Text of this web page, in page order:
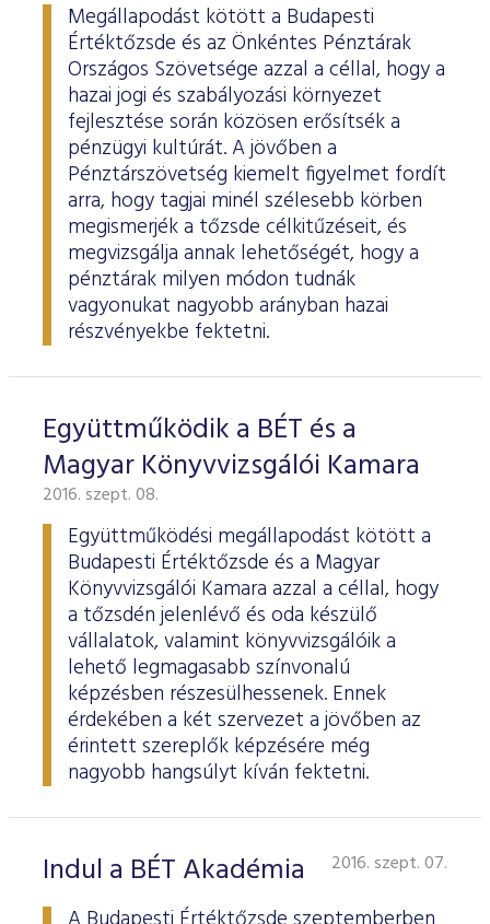
Megállapodást kötött a Budapesti
Értéktőzsde és az Önkéntes Pénztárak
Országos Szövetsége azzal a céllal, hogy a
hazai jogi és szabályozási környezet
fejlesztése során közösen erősítsék a
pénzügyi kultúrát. A jövőben a
Pénztárszövetség kiemelt figyelmet fordít
arra, hogy tagjai minél szélesebb körben
megismerjék a tőzsde célkitűzéseit, és
megvizsgálja annak lehetőségét, hogy a
pénztárak milyen módon tudnák
vagyonukat nagyobb arányban hazai
részvényekbe fektetni.
Együttműködik a BÉT és a
Magyar Könyvvizsgálói Kamara
2016. szept. 08.
Együttműködési megállapodást kötött a
Budapesti Értéktőzsde és a Magyar
Könyvvizsgálói Kamara azzal a céllal, hogy
a tőzsdén jelenlévő és oda készülő
vállalatok, valamint könyvvizsgálóik a
lehető legmagasabb színvonalú
képzésben részesülhessenek. Ennek
érdekében a két szervezet a jövőben az
érintett szereplők képzésére még
nagyobb hangsúlyt kíván fektetni.
Indul a BÉT Akadémia 2016. szept. 07.